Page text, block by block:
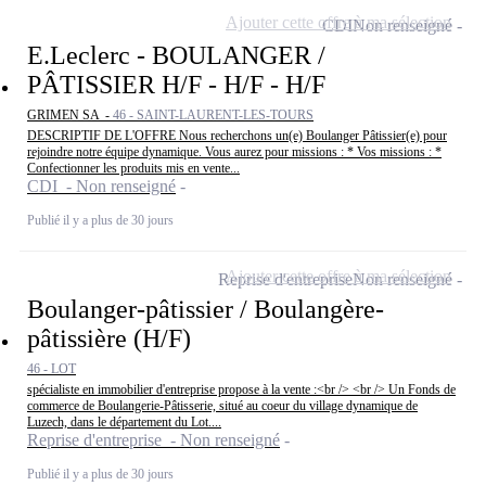
E.Leclerc - BOULANGER /
PÂTISSIER H/F - H/F - H/F
GRIMEN SA - 46 - SAINT-LAURENT-LES-TOURS
DESCRIPTIF DE L'OFFRE Nous recherchons un(e) Boulanger Pâtissier(e) pour
rejoindre notre équipe dynamique. Vous aurez pour missions : * Vos missions : *
Confectionner les produits mis en vente...
CDI - Non renseigné
Publié il y a plus de 30 jours
CDINon renseigné
Ajouter cette offre à ma sélection
Boulanger-pâtissier / Boulangère-
pâtissière (H/F)
46 - LOT
spécialiste en immobilier d'entreprise propose à la vente :<br /> <br /> Un Fonds de
commerce de Boulangerie-Pâtisserie, situé au coeur du village dynamique de
Luzech, dans le département du Lot....
Reprise d'entreprise - Non renseigné
Publié il y a plus de 30 jours
Reprise d'entrepriseNon renseigné
Ajouter cette offre à ma sélection